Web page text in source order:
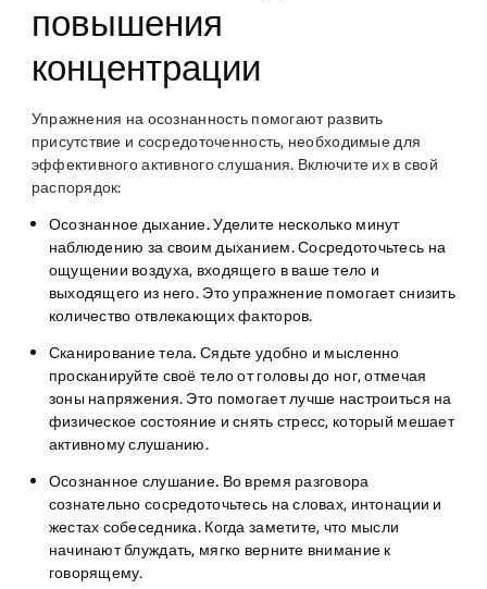
повышения
концентрации
Упражнения на осознанность помогают развить
присутствие и сосредоточенность, необходимые для
эффективного активного слушания. Включите их в свой
распорядок:
Осознанное дыхание.Уделите несколько минут
наблюдению за своим дыханием. Сосредоточьтесь на
ощущении воздуха, входящего в ваше тело и
выходящего из него. Это упражнение помогает снизить
количество отвлекающих факторов.
Сканирование тела. Сядьте удобно и мысленно
просканируйте своё тело от головы до ног, отмечая
зоны напряжения. Это помогает лучше настроиться на
физическое состояние и снять стресс, который мешает
активному слушанию.
Осознанное слушание. Во время разговора
сознательно сосредоточьтесь на словах, интонации и
жестах собеседника. Когда заметите, что мысли
начинают блуждать, мягко верните внимание к
говорящему.